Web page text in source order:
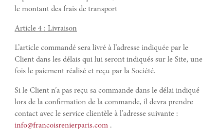
le montant des frais de transport
Article 4 : Livraison
L’article commandé sera livré à l’adresse indiquée par le
Client dans les délais qui lui seront indiqués sur le Site, une
fois le paiement réalisé et reçu par la Société.
Si le Client n’a pas reçu sa commande dans le délai indiqué
lors de la confirmation de la commande, il devra prendre
contact avec le service clientèle à l’adresse suivante :
info@francoisrenierparis.com .